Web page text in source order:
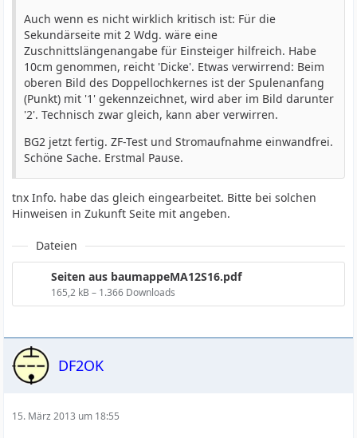
Auch wenn es nicht wirklich kritisch ist: Für die
Sekundärseite mit 2 Wdg. wäre eine
Zuschnittslängenangabe für Einsteiger hilfreich. Habe
10cm genommen, reicht 'Dicke'. Etwas verwirrend: Beim
oberen Bild des Doppellochkernes ist der Spulenanfang
(Punkt) mit '1' gekennzeichnet, wird aber im Bild darunter
'2'. Technisch zwar gleich, kann aber verwirren.
BG2 jetzt fertig. ZF-Test und Stromaufnahme einwandfrei.
Schöne Sache. Erstmal Pause.
tnx Info. habe das gleich eingearbeitet. Bitte bei solchen
Hinweisen in Zukunft Seite mit angeben.
Dateien
Seiten aus baumappeMA12S16.pdf
165,2 kB – 1.366 Downloads
DF2OK
15. März 2013 um 18:55